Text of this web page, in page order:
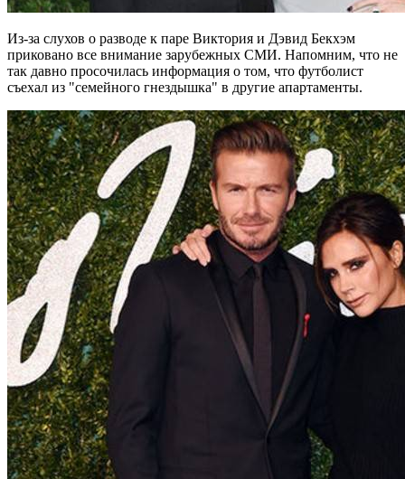
Из-за слухов о разводе к паре Виктория и Дэвид Бекхэм
приковано все внимание зарубежных СМИ. Напомним, что не
так давно просочилась информация о том, что футболист
съехал из "семейного гнездышка" в другие апартаменты.